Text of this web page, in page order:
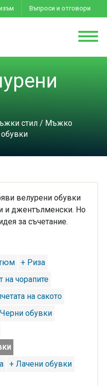
Въпроси и отговори
стил/ Мъжко
велурени обувки
и джентълменски. Но
за съчетание.
+ Риза
на чорапите
на сакото
обувки
+ Лачени обувки